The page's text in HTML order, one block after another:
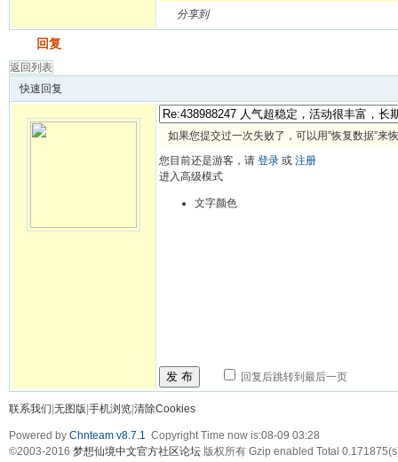
分享到
回复
返回列表
快速回复
如果您提交过一次失败了，可以用”恢复数据”来
您目前还是游客，请 登录 或 注册
进入高级模式
文字颜色
发 布 回复后跳转到最后一页
联系我们 无图版 手机浏览 清除Cookies
Powered by Chnteam v8.7.1 Copyright Time now is:08-09 03:28
©2003-2016 梦想仙境中文官方社区论坛 版权所有 Gzip enabled Total